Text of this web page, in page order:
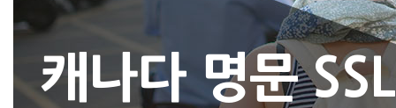
캐나다 명문